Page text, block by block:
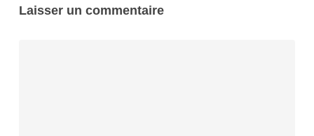
Laisser un commentaire